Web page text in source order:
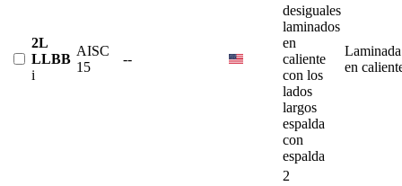
2L
LLBB
i
AISC
15
--
desiguales
laminados
en
caliente
con los
lados
largos
espalda
con
espalda
Laminada
en
2